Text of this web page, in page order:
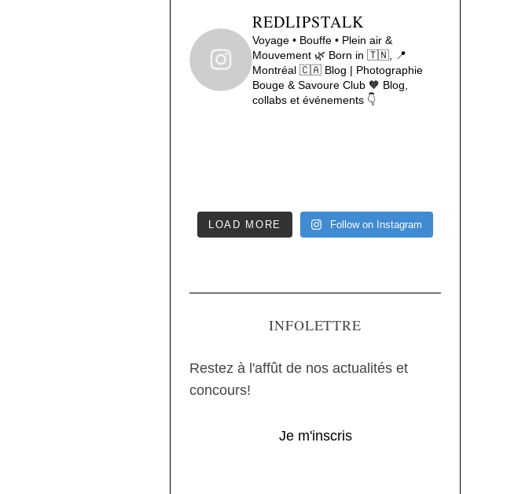
REDLIPSTALK
Voyage • Bouffe • Plein air &
Mouvement 🌿 Born in 🇹🇳, 📍
Montréal 🇨🇦 Blog | Photographie
Bouge & Savoure Club 🧡 Blog,
collabs et événements 👇
LOAD MORE Follow on Instagram
INFOLETTRE
Restez à l'affût de nos actualités et
concours!
Je m'inscris